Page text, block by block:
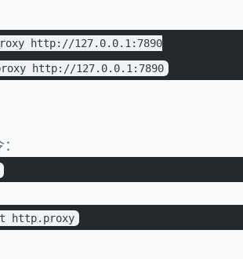
http://127.0.0.1:7890
http://127.0.0.1:7890
http.proxy